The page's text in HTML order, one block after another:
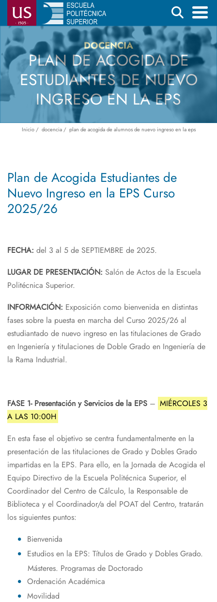
Pasar
contenido
principal
Buscar
Menú
principal DOCENCIA
PLAN DE ACOGIDA DE
ESTUDIANTES DE NUEVO
INGRESO EN LA EPS
Inicio docencia plan de acogida de alumnos de nuevo ingreso en la eps
Plan de Acogida Estudiantes de
Nuevo Ingreso en la EPS Curso
2025/26
FECHA: del 3 al 5 de SEPTIEMBRE de 2025.
LUGAR DE PRESENTACIÓN: Salón de Actos de la Escuela
Politécnica Superior.
INFORMACIÓN: Exposición como bienvenida en distintas
fases sobre la puesta en marcha del Curso 2025/26 al
estudiantado de nuevo ingreso en las titulaciones de Grado
en Ingeniería y titulaciones de Doble Grado en Ingeniería de
la Rama Industrial.
FASE 1- Presentación y Servicios de la EPS – MIÉRCOLES 3
A LAS 10:00H
En esta fase el objetivo se centra fundamentalmente en la
presentación de las titulaciones de Grado y Dobles Grado
impartidas en la EPS. Para ello, en la Jornada de Acogida el
Equipo Directivo de la Escuela Politécnica Superior, el
Coordinador del Centro de Cálculo, la Responsable de
Biblioteca y el Coordinador/a del POAT del Centro, tratarán
los siguientes puntos:
Bienvenida
Estudios en la EPS: Títulos de Grado y Dobles Grado.
Másteres. Programas de Doctorado
Ordenación Académica
Movilidad